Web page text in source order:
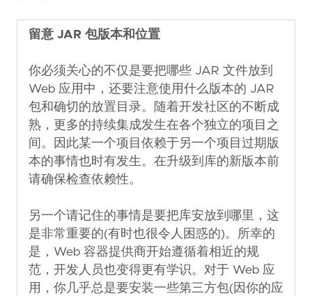
留意 JAR 包版本和位置
你必须关心的不仅是要把哪些 JAR 文件放到
Web 应用中，还要注意使用什么版本的 JAR
包和确切的放置目录。随着开发社区的不断成
熟，更多的持续集成发生在各个独立的项目之
间。因此某一个项目依赖于另一个项目过期版
本的事情也时有发生。在升级到库的新版本前
请确保检查依赖性。
另一个请记住的事情是要把库安放到哪里，这
是非常重要的(有时也很令人困惑的)。所幸的
是，Web 容器提供商开始遵循着相近的规
范，开发人员也变得更有学识。对于 Web 应
用，你几乎总是要安装一些第三方包(因你的应